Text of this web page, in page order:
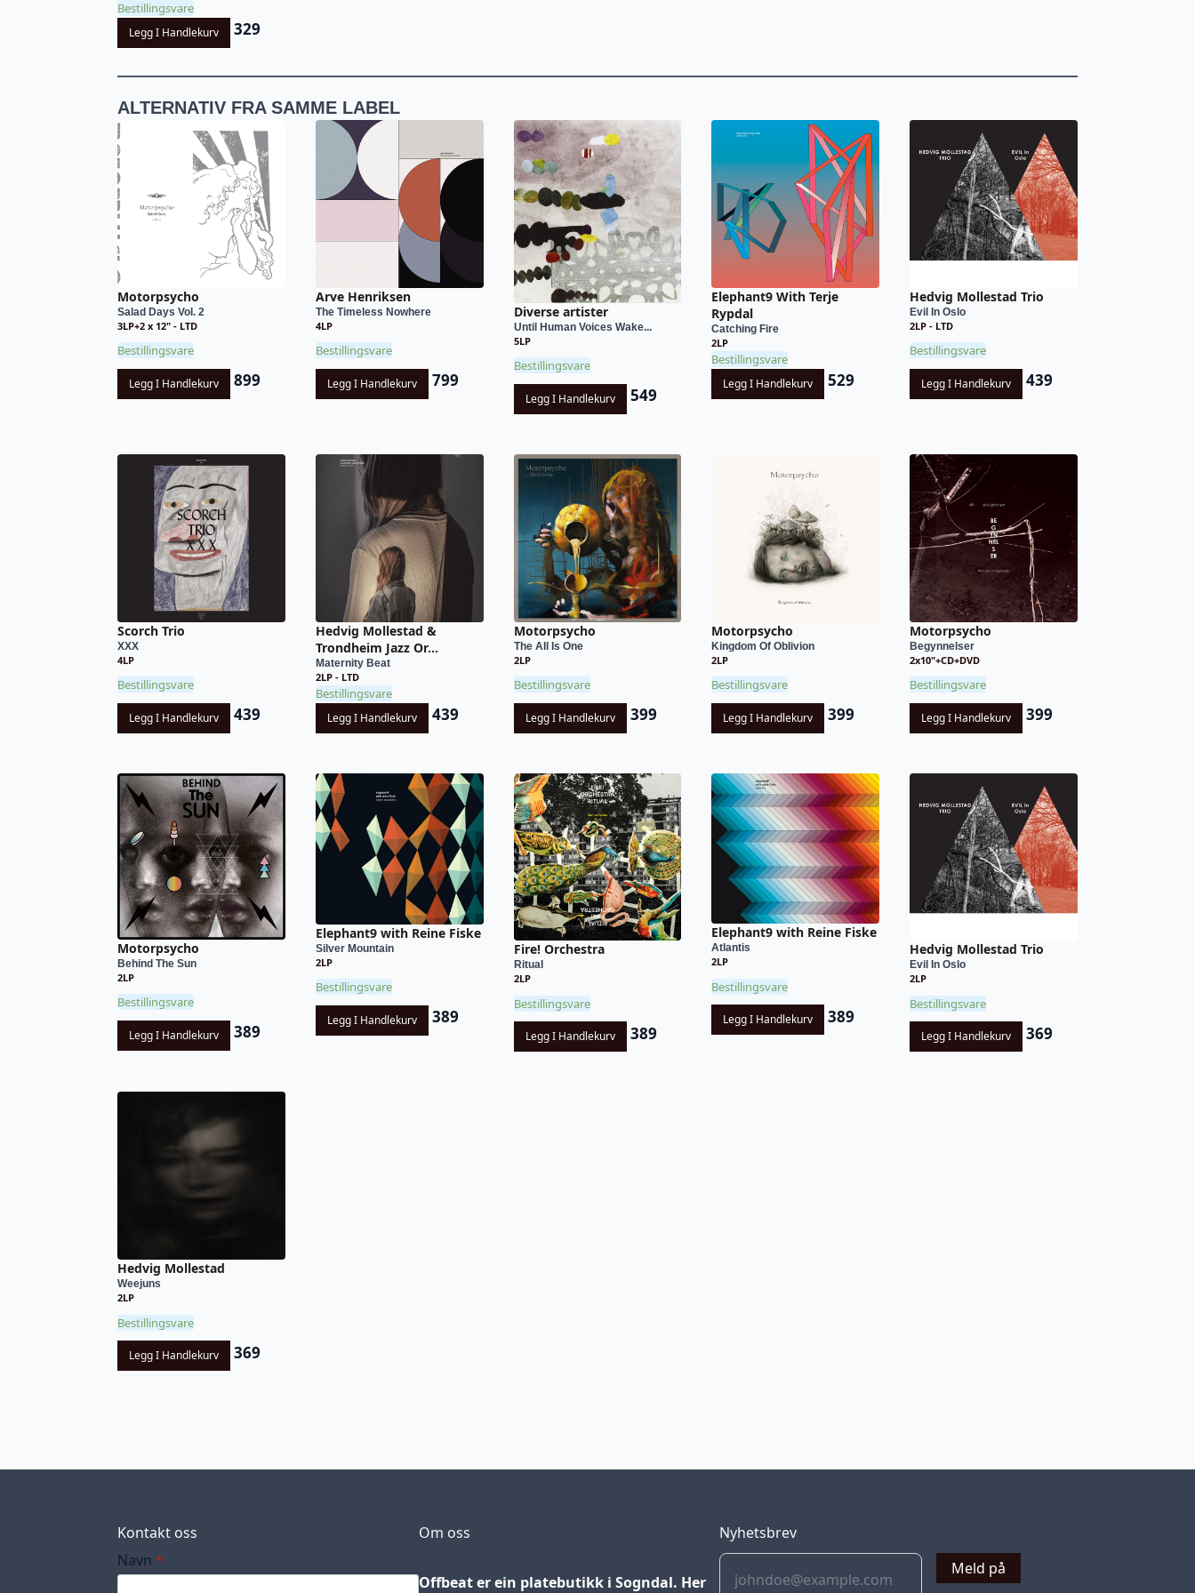
Bestillingsvare
Legg I Handlekurv 329
ALTERNATIV FRA SAMME LABEL
Motorpsycho
Salad Days Vol. 2
3LP+2 x 12" - LTD
Bestillingsvare
Legg I Handlekurv 899
Arve Henriksen
The Timeless Nowhere
4LP
Bestillingsvare
Legg I Handlekurv 799
Diverse artister
Until Human Voices Wake...
5LP
Bestillingsvare
Legg I Handlekurv 549
Elephant9 With Terje
Rypdal
Catching Fire
2LP
Bestillingsvare
Legg I Handlekurv 529
Hedvig Mollestad Trio
Evil In Oslo
2LP - LTD
Bestillingsvare
Legg I Handlekurv 439
Scorch Trio
XXX
4LP
Bestillingsvare
Legg I Handlekurv 439
Hedvig Mollestad &
Trondheim Jazz Or...
Maternity Beat
2LP - LTD
Bestillingsvare
Legg I Handlekurv 439
Motorpsycho
The All Is One
2LP
Bestillingsvare
Legg I Handlekurv 399
Motorpsycho
Kingdom Of Oblivion
2LP
Bestillingsvare
Legg I Handlekurv 399
Motorpsycho
Begynnelser
2x10"+CD+DVD
Bestillingsvare
Legg I Handlekurv 399
Motorpsycho
Behind The Sun
2LP
Bestillingsvare
Legg I Handlekurv 389
Elephant9 with Reine Fiske
Silver Mountain
2LP
Bestillingsvare
Legg I Handlekurv 389
Fire! Orchestra
Ritual
2LP
Bestillingsvare
Legg I Handlekurv 389
Elephant9 with Reine Fiske
Atlantis
2LP
Bestillingsvare
Legg I Handlekurv 389
Hedvig Mollestad Trio
Evil In Oslo
2LP
Bestillingsvare
Legg I Handlekurv 369
Hedvig Mollestad
Weejuns
2LP
Bestillingsvare
Legg I Handlekurv 369
Kontakt oss
Navn *
Om oss
Offbeat er ein platebutikk i Sogndal. Her
Nyhetsbrev
Meld på